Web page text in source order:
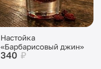
Настойка
«Барбарисовый джин»
340 ₽